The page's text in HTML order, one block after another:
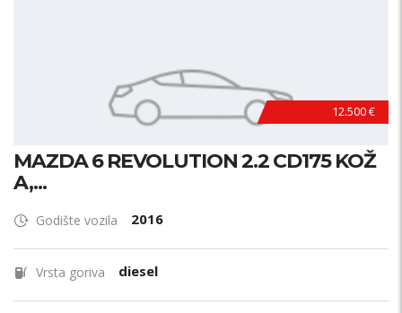
12.500 €
MAZDA 6 REVOLUTION 2.2 CD175 KOŽ
A,...
Godište vozila 2016
Vrsta goriva diesel